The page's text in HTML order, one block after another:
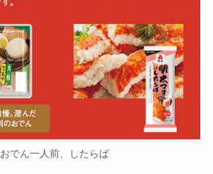
おでん一人前、したらば